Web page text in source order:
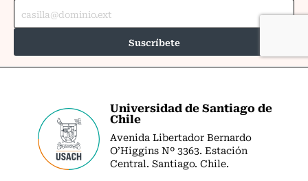
Universidad de Santiago de
Chile
Avenida Libertador Bernardo
O’Higgins Nº 3363. Estación
Central. Santiago. Chile.